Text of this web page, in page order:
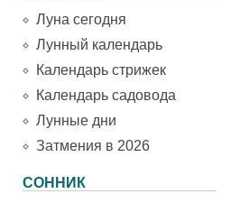
Луна сегодня
Лунный календарь
Календарь стрижек
Календарь садовода
Лунные дни
Затмения в 2026
СОННИК